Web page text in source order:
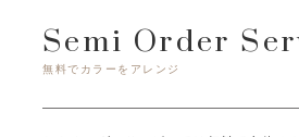
Semi Order
無料でカラーをアレンジ